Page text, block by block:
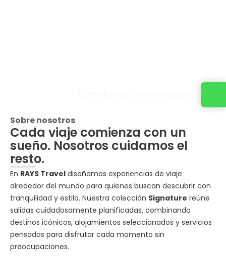
Sobre nosotros
Cada viaje comienza con un
sueño. Nosotros cuidamos el
resto.
En RAYS Travel diseñamos experiencias de viaje
alrededor del mundo para quienes buscan descubrir con
tranquilidad y estilo. Nuestra colección Signature reúne
salidas cuidadosamente planificadas, combinando
destinos icónicos, alojamientos seleccionados y servicios
pensados para disfrutar cada momento sin
preocupaciones.